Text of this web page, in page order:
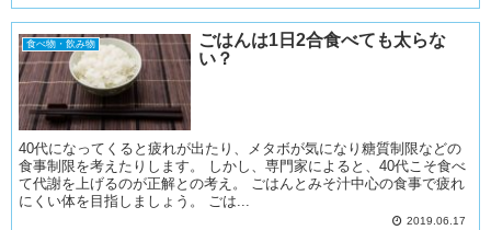
食べ物・飲み物
ごはんは1日2合食べても太らな
い？
40代になってくると疲れが出たり、メタボが気になり糖質制限などの
食事制限を考えたりします。 しかし、専門家によると、40代こそ食べ
て代謝を上げるのが正解との考え。 ごはんとみそ汁中心の食事で疲れ
にくい体を目指しましょう。 ごは...
2019.06.17